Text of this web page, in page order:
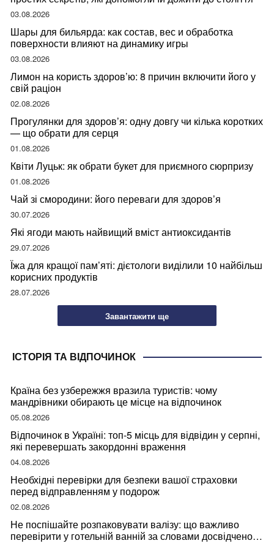
03.08.2026
Шары для бильярда: как состав, вес и обработка
поверхности влияют на динамику игры
03.08.2026
Лимон на користь здоров’ю: 8 причин включити його у
свій раціон
02.08.2026
Прогулянки для здоров’я: одну довгу чи кілька коротких
— що обрати для серця
01.08.2026
Квіти Луцьк: як обрати букет для приємного сюрпризу
01.08.2026
Чай зі смородини: його переваги для здоров’я
30.07.2026
Які ягоди мають найвищий вміст антиоксидантів
29.07.2026
Їжа для кращої пам’яті: дієтологи виділили 10 найбільш
корисних продуктів
28.07.2026
Завантажити ще
ІСТОРІЯ ТА ВІДПОЧИНОК
Країна без узбережжя вразила туристів: чому
мандрівники обирають це місце на відпочинок
05.08.2026
Відпочинок в Україні: топ-5 місць для відвідин у серпні,
які перевершать закордонні враження
04.08.2026
Необхідні перевірки для безпеки вашої страховки
перед відправленням у подорож
02.08.2026
Не поспішайте розпаковувати валізу: що важливо
перевірити у готельній ванній за словами досвідченої